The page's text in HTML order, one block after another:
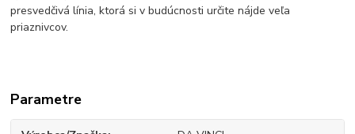
presvedčivá línia, ktorá si v budúcnosti určite nájde veľa
priaznivcov.
Parametre